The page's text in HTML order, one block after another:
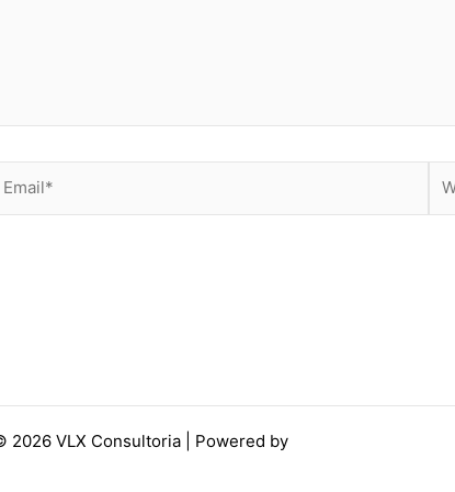
2026 VLX Consultoria | Powered by